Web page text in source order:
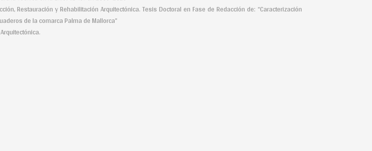
Restauración y Rehabilitación Arquitectónica. Tesis Doctoral en Fase de Redacción de: “Caracterización
de la comarca Palma de Mallorca”